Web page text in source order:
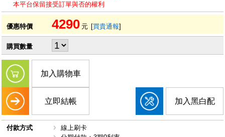
本平台保留接受訂單與否的權利
優惠特價 4290 元 [買貴通報]
購買數量
加入購物車
立即結帳 加入黑白配
付款方式
線上刷卡